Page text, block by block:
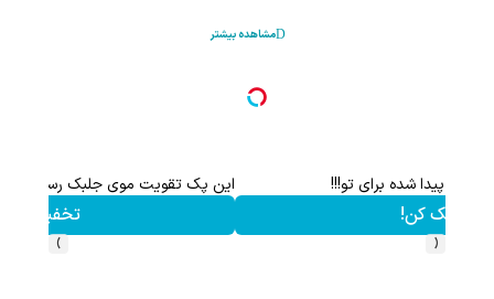
مشاهده بیشتر
با خرید اول از گریم 200 سوت هدیه بگیر
‹
›